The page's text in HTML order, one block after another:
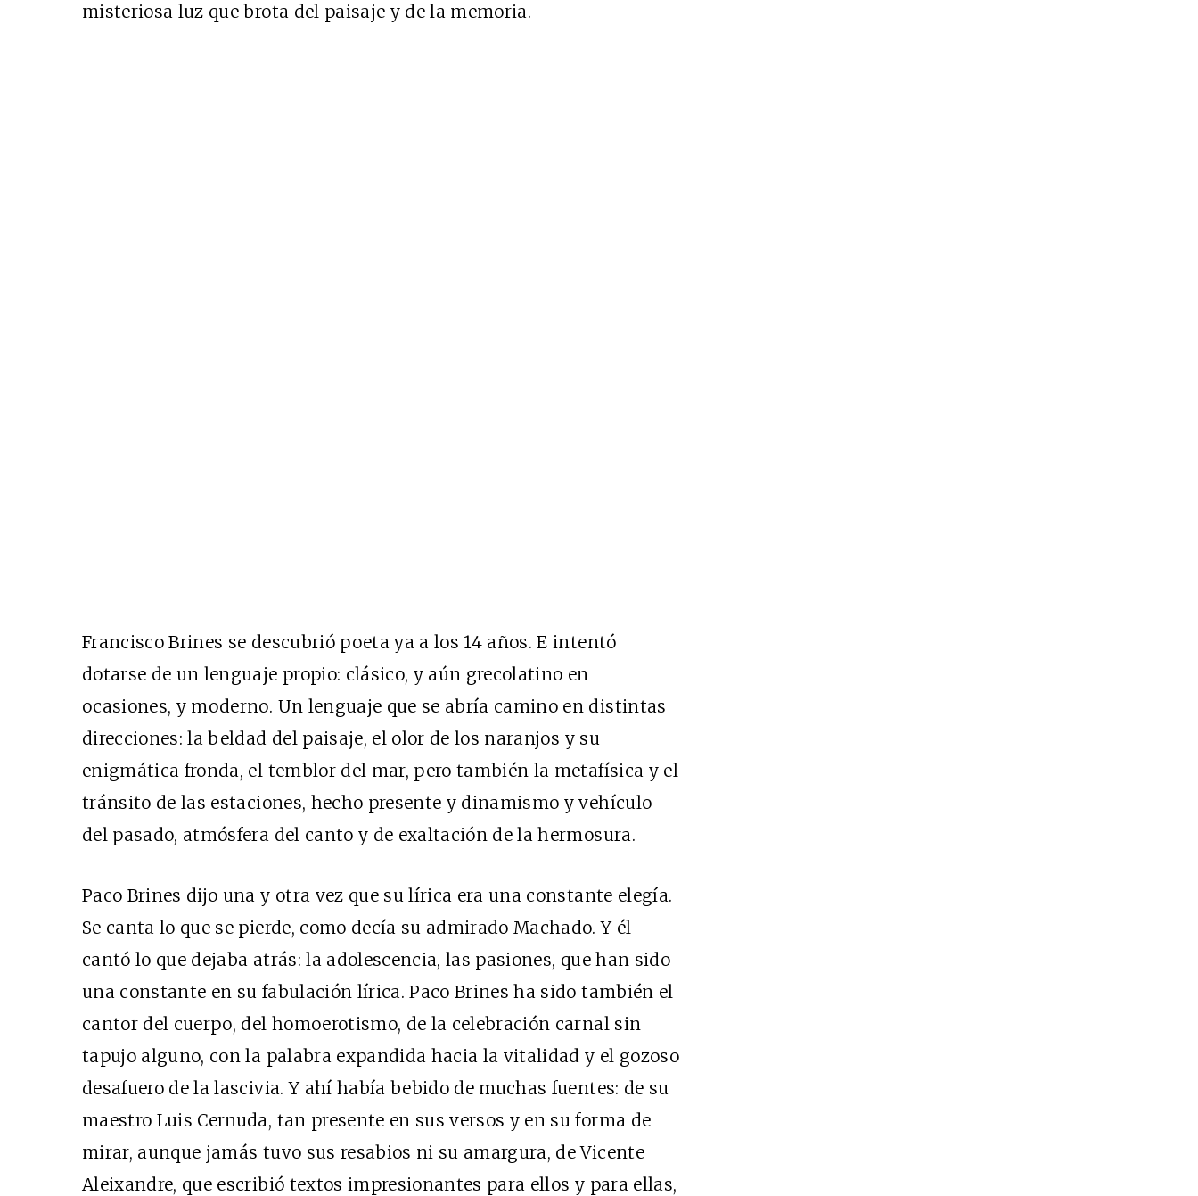
misteriosa luz que brota del paisaje y de la memoria.
Francisco Brines se descubrió poeta ya a los 14 años. E intentó
dotarse de un lenguaje propio: clásico, y aún grecolatino en
ocasiones, y moderno. Un lenguaje que se abría camino en distintas
direcciones: la beldad del paisaje, el olor de los naranjos y su
enigmática fronda, el temblor del mar, pero también la metafísica y el
tránsito de las estaciones, hecho presente y dinamismo y vehículo
del pasado, atmósfera del canto y de exaltación de la hermosura.
Paco Brines dijo una y otra vez que su lírica era una constante elegía.
Se canta lo que se pierde, como decía su admirado Machado. Y él
cantó lo que dejaba atrás: la adolescencia, las pasiones, que han sido
una constante en su fabulación lírica. Paco Brines ha sido también el
cantor del cuerpo, del homoerotismo, de la celebración carnal sin
tapujo alguno, con la palabra expandida hacia la vitalidad y el gozoso
desafuero de la lascivia. Y ahí había bebido de muchas fuentes: de su
maestro Luis Cernuda, tan presente en sus versos y en su forma de
mirar, aunque jamás tuvo sus resabios ni su amargura, de Vicente
Aleixandre, que escribió textos impresionantes para ellos y para ellas,